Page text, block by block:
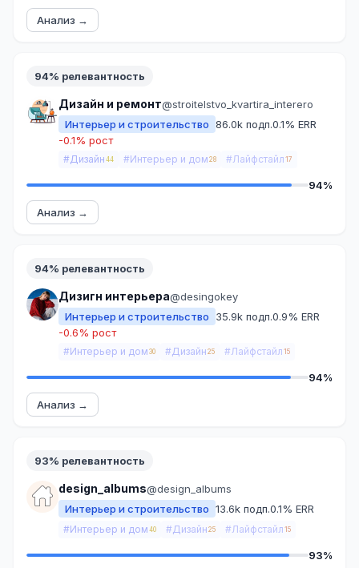
Анализ →
94% релевантность
Дизайн и ремонт@stroitelstvo_kvartira_interero
Интерьер и строительство 86.0k подп.0.1% ERR
-0.1% рост
#Дизайн 44 #Интерьер и дом 28 #Лайфстайл 17
94%
Анализ →
94% релевантность
Дизигн интерьера@desingokey
Интерьер и строительство
35.9k подп.0.9% ERR
-0.6% рост
#Интерьер и дом 30 #Дизайн 25 #Лайфстайл 15
94%
Анализ →
93% релевантность
design_albums@design_albums
Интерьер и строительство 13.6k подп.0.1% ERR
#Интерьер и дом 40 #Дизайн 25 #Лайфстайл 15
93%